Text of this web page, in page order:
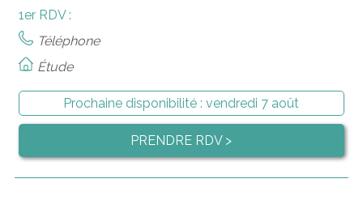
1er RDV :
Téléphone
Étude
Prochaine disponibilité :vendredi 7 août
PRENDRE RDV >